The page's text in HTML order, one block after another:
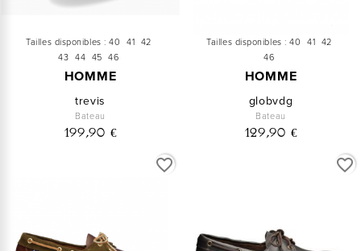
Tailles disponibles : 40 41 42
43 44 45 46
HOMME
trevis
Bateau
199,90 €
Tailles disponibles : 40 41 42
46
HOMME
globvdg
Bateau
129,90 €
favorite_border favorite_border